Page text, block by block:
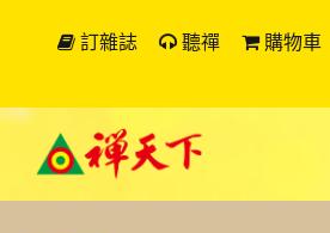
訂雜誌 聽禪 購物車